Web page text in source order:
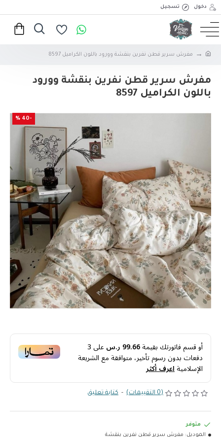
دخول تسجيل
مفرش سرير قطن نفرين بنقشة وورود باللون الكراميل 8597
مفرش سرير قطن نفرين بنقشة وورود
باللون الكراميل 8597
-40 %
أو قسم فاتورتك بقيمة99.66 ر.س على3
دفعات بدون رسوم تأخير، متوافقة مع الشريعة
الإسلاميةاعرف أكثر
(0 التقييمات) - كتابة تعليق
متوفر
الموديل: مفرش سرير قطن نفرين بنقشة